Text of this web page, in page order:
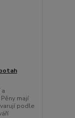
mají
podle